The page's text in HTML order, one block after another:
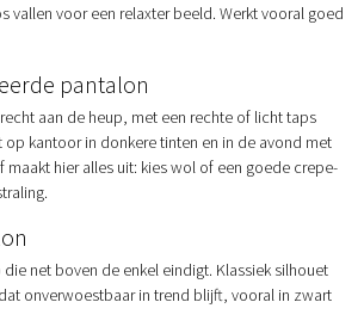
vallen voor een relaxter beeld. Werkt vooral goed
pantalon
aan de heup, met een rechte of licht taps
kantoor in donkere tinten en in de avond met
maakt hier alles uit: kies wol of een goede crepe-
net boven de enkel eindigt. Klassiek silhouet
onverwoestbaar in trend blijft, vooral in zwart